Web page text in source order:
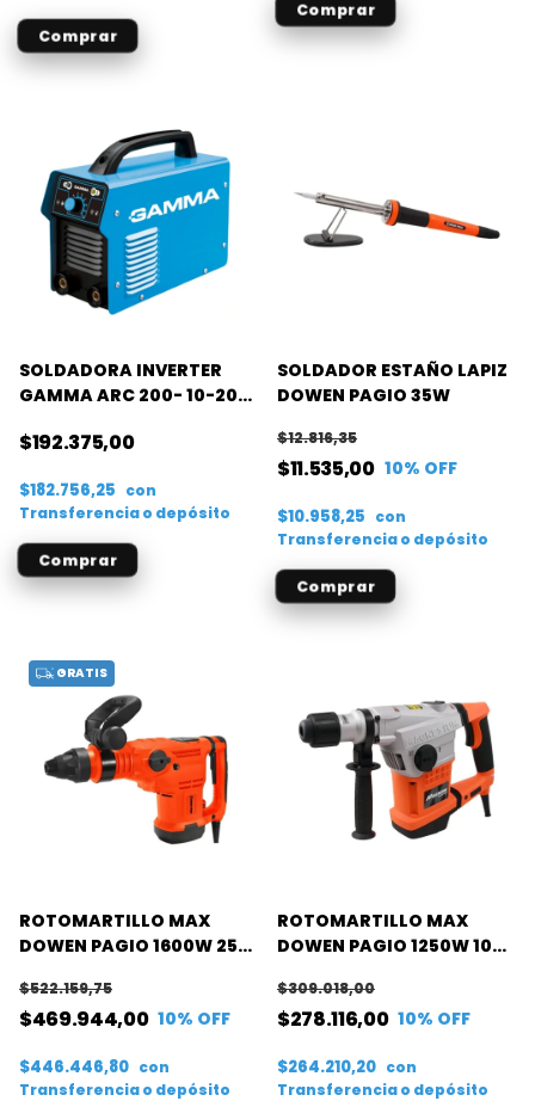
SOLDADORA INVERTER
GAMMA ARC 200- 10-200
$192.375,00
$182.756,25 con
Transferencia o depósito
SOLDADOR ESTAÑO LAPIZ
DOWEN PAGIO 35W
$11.535,00
$12.816,35
10% OFF
$10.958,25 con
Transferencia o depósito
GRATIS
ROTOMARTILLO MAX
DOWEN PAGIO 1600W 25J
$469.944,00
$522.159,75
10% OFF
$446.446,80 con
Transferencia o depósito
ROTOMARTILLO MAX
DOWEN PAGIO 1250W 10J
$278.116,00
$309.018,00
10% OFF
$264.210,20 con
Transferencia o depósito